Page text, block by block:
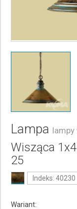
Lampa lampy
Wisząca
25
Indeks: 40230
Wariant: